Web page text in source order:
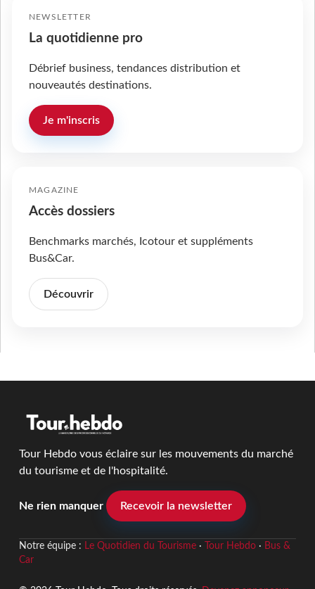
NEWSLETTER
La quotidienne pro
Débrief business, tendances distribution et
nouveautés destinations.
Je m'inscris
MAGAZINE
Accès dossiers
Benchmarks marchés, Icotour et suppléments
Bus&Car.
Découvrir
Tour Hebdo vous éclaire sur les mouvements du marché
du tourisme et de l'hospitalité.
Ne rien manquer Recevoir la newsletter
Notre équipe : Le Quotidien du Tourisme· Tour Hebdo· Bus &
Car